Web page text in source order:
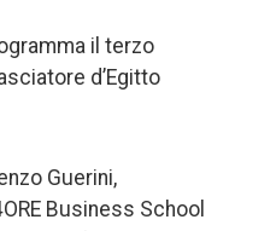
il terzo
d’Egitto
Guerini,
Business School